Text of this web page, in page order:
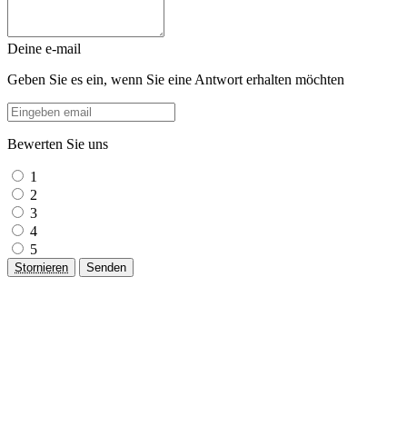
Deine e-mail
Geben Sie es ein, wenn Sie eine Antwort erhalten möchten
Bewerten Sie uns
1
2
3
4
5
Stornieren Senden